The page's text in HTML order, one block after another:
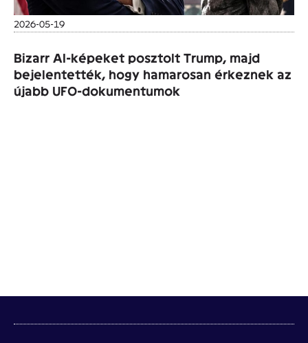
2026-05-19
Bizarr AI-képeket posztolt Trump, majd
bejelentették, hogy hamarosan érkeznek az
újabb UFO-dokumentumok